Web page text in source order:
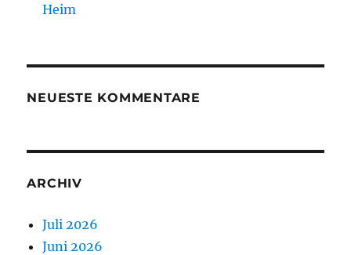
Heim
NEUESTE KOMMENTARE
ARCHIV
Juli 2026
Juni 2026